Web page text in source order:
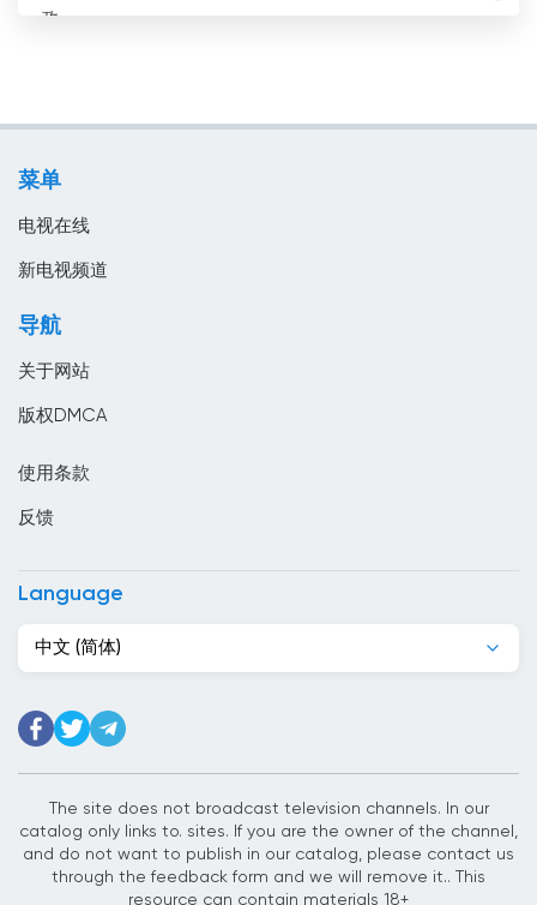
危地马拉
吉布提
哥伦比亚
哥斯达黎加
政
菜单
电视在线
新电视频道
导航
关于网站
版权DMCA
使用条款
反馈
Language
中文 (简体)
The site does not broadcast television channels. In our
catalog only links to. sites. If you are the owner of the channel,
and do not want to publish in our catalog, please contact us
through the feedback form and we will remove it.. This
resource can contain materials 18+